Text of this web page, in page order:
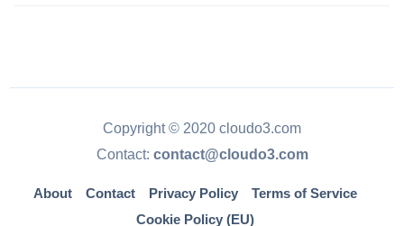
Copyright © 2020 cloudo3.com
Contact: contact@cloudo3.com
About Contact Privacy Policy
Terms of Service
Cookie Policy (EU)